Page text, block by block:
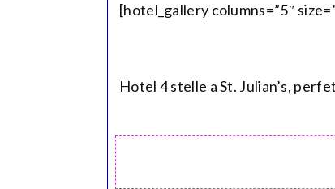
[hotel_gallery columns=”5″
Hotel 4 stelle a St. Julian’s,